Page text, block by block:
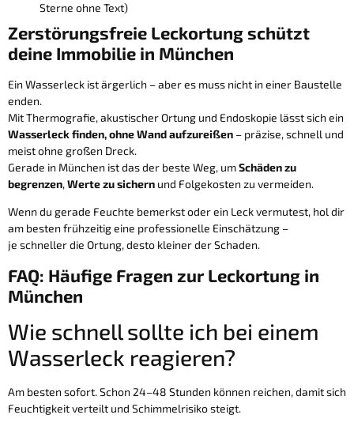
Sterne ohne Text)
Zerstörungsfreie Leckortung schützt
deine Immobilie in München
Ein Wasserleck ist ärgerlich – aber es muss nicht in einer Baustelle
enden.
Mit Thermografie, akustischer Ortung und Endoskopie lässt sich ein
Wasserleck finden, ohne Wand aufzureißen – präzise, schnell und
meist ohne großen Dreck.
Gerade in München ist das der beste Weg, umSchäden zu
begrenzen,Werte zu sichern und Folgekosten zu vermeiden.
Wenn du gerade Feuchte bemerkst oder ein Leck vermutest, hol dir
am besten frühzeitig eine professionelle Einschätzung –
je schneller die Ortung, desto kleiner der Schaden.
FAQ: Häufige Fragen zur Leckortung in
München
Wie schnell sollte ich bei einem
Wasserleck reagieren?
Am besten sofort. Schon 24–48 Stunden können reichen, damit sich
Feuchtigkeit verteilt und Schimmelrisiko steigt.